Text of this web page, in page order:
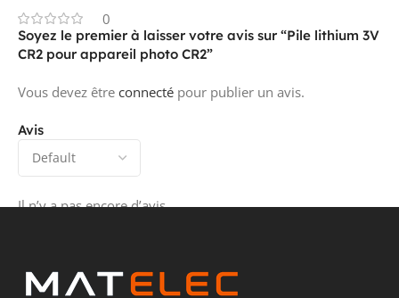
0
Avis
Il n’y a pas encore d’avis.
Soyez le premier à laisser votre avis sur “Pile lithium 3V
CR2 pour appareil photo CR2”
Vous devez être connecté pour publier un avis.